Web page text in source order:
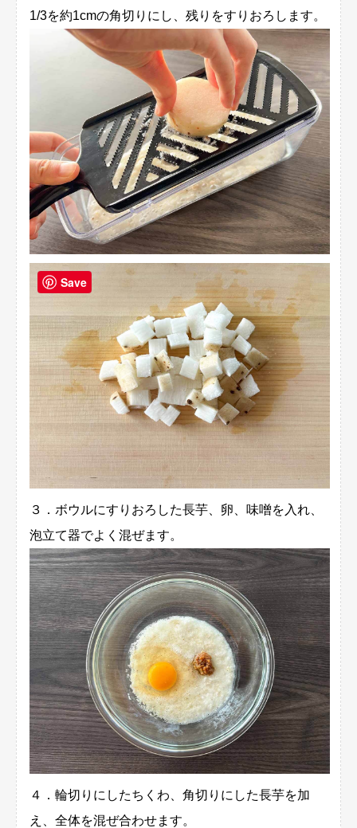
1/3を約1cmの角切りにし、残りをすりおろします。
３．ボウルにすりおろした長芋、卵、味噌を入れ、
泡立て器でよく混ぜます。
４．輪切りにしたちくわ、角切りにした長芋を加
え、全体を混ぜ合わせます。
Save